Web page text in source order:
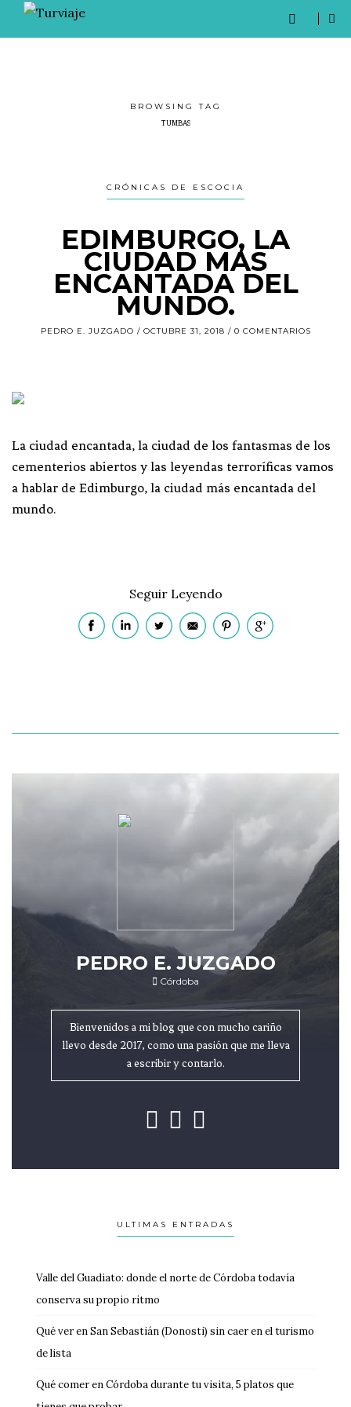
BROWSING TAG
TUMBAS
CRÓNICAS DE ESCOCIA
EDIMBURGO, LA
CIUDAD MAS
ENCANTADA DEL
MUNDO.
PEDRO E. JUZGADO OCTUBRE 31, 2018 0 COMENTARIOS
La ciudad encantada, la ciudad de los fantasmas de los
cementerios abiertos y las leyendas terroríficas vamos
a hablar de Edimburgo, la ciudad más encantada del
mundo.
Seguir Leyendo
PEDRO E. JUZGADO
Córdoba
Bienvenidos a mi blog que con mucho cariño
llevo desde 2017, como una pasión que me lleva
a escribir y contarlo.
ULTIMAS ENTRADAS
Valle del Guadiato: donde el norte de Córdoba todavía
conserva su propio ritmo
Qué ver en San Sebastián (Donosti) sin caer en el turismo
de lista
Qué comer en Córdoba durante tu visita, 5 platos que